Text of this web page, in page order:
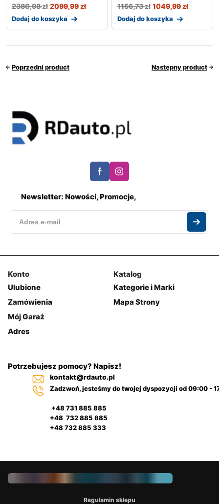
2380,98zł 2099,99zł
Dodaj do koszyka
1156,73zł 1049,99zł
Dodaj do koszyka
Poprzedni product Następny product
Newsletter: Nowości, Promocje,
Konto
Ulubione
Zamówienia
Mój Garaż
Adres
Katalog
Kategorie i Marki
Mapa Strony
Potrzebujesz pomocy? Napisz!
kontakt@rdauto.pl
Zadzwoń, jesteśmy do twojej dyspozycji od 09:00 -
+48 731 885 885
+48 732 885 885
+48 732 885 333
Regulamin sklepu